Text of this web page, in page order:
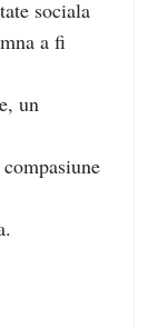
sociala
a fi
un